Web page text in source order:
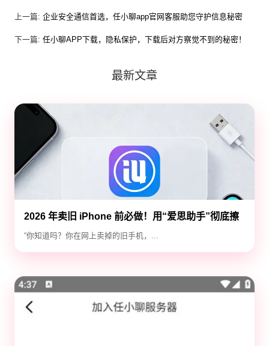
上一篇: 企业安全通信首选，任小聊app官网客服助您守护信息秘密
下一篇: 任小聊APP下载，隐私保护，下载后对方察觉不到的秘密！
最新文章
2026 年卖旧 iPhone 前必做！用“爱思助手”彻底擦
除隐私，防止数据泄露
“你知道吗？你在网上卖掉的旧手机，...